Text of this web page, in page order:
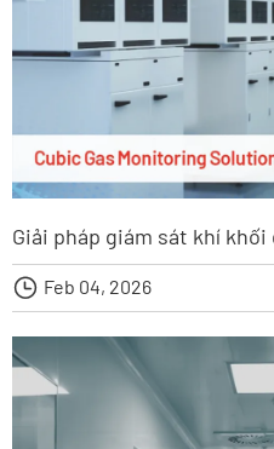
Giải pháp giám sát khí
 Feb 04, 2026